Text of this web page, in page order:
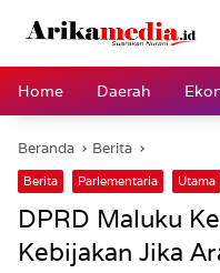
Home
Daerah
Beranda Berita
Berita Parlementaria Utama
DPRD Maluku
Kebijakan Jika